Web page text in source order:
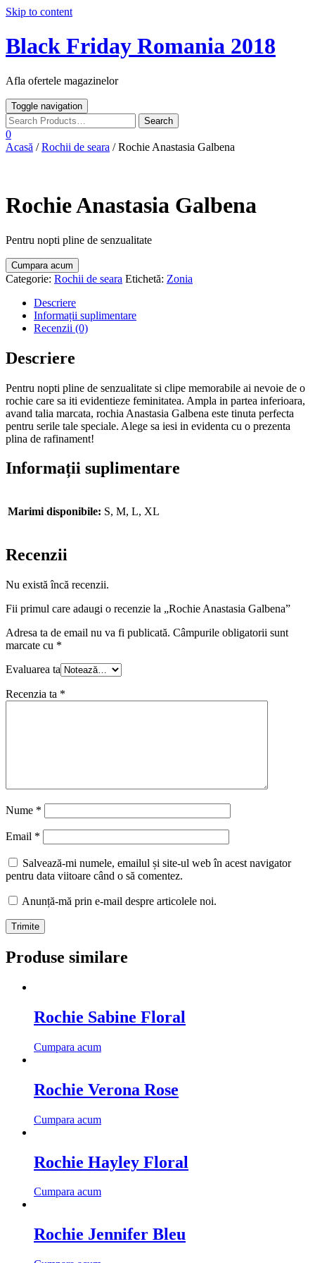
Skip to content
Black Friday Romania 2018
Afla ofertele magazinelor
Toggle navigation
0
Acasă /Rochii de seara / Rochie Anastasia Galbena
Rochie Anastasia Galbena
Pentru nopti pline de senzualitate
Cumpara acum
Categorie: Rochii de seara Etichetă: Zonia
Descriere
Informații suplimentare
Recenzii (0)
Descriere
Pentru nopti pline de senzualitate si clipe memorabile ai nevoie de o
rochie care sa iti evidentieze feminitatea. Ampla in partea inferioara,
avand talia marcata, rochia Anastasia Galbena este tinuta perfecta
pentru serile tale speciale. Alege sa iesi in evidenta cu o prezenta
plina de rafinament!
Informații suplimentare
Marimi disponibile: S, M, L, XL
Recenzii
Nu există încă recenzii.
Fii primul care adaugi o recenzie la „Rochie Anastasia Galbena”
Adresa ta de email nu va fi publicată. Câmpurile obligatorii sunt
marcate cu *
Evaluarea ta
Recenzia ta *
Nume *
Email *
Salvează-mi numele, emailul și site-ul web în acest navigator
pentru data viitoare când o să comentez.
Anunță-mă prin e-mail despre articolele noi.
Produse similare
Rochie Sabine Floral
Cumpara acum
Rochie Verona Rose
Cumpara acum
Rochie Hayley Floral
Cumpara acum
Rochie Jennifer Bleu